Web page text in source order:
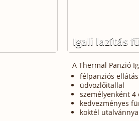
Igali lazítás
A Thermal Panzió
félpanziós
üdvözlőitallal
személyenként
kedvezményes
koktél